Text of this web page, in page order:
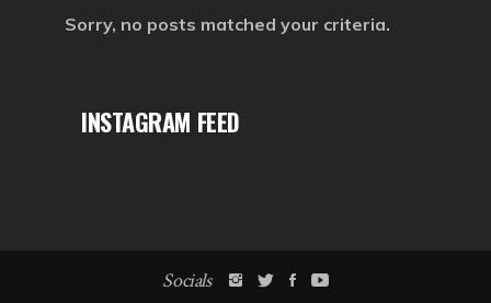
Sorry, no posts matched your criteria.
INSTAGRAM FEED
Socials